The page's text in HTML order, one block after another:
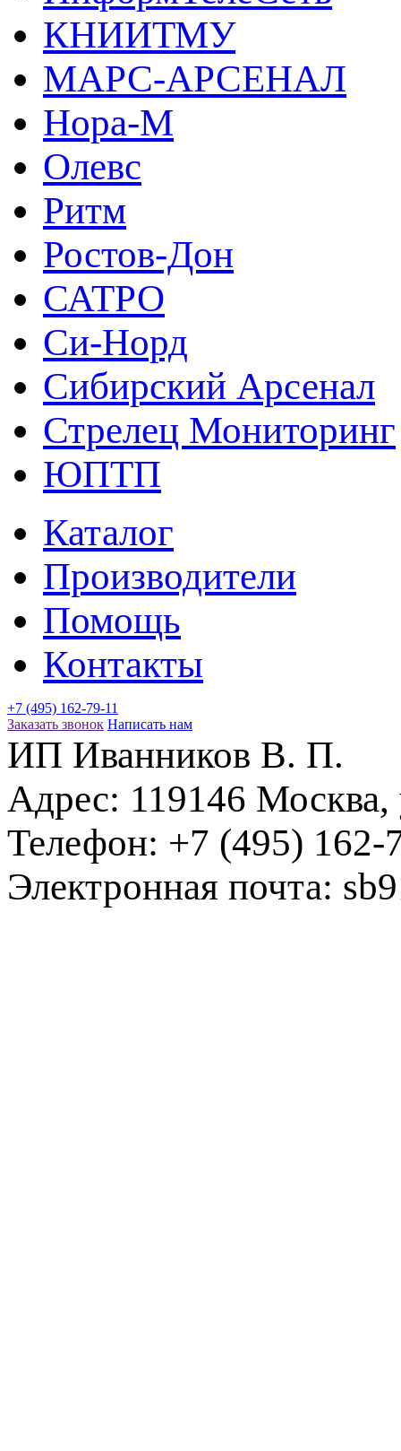
КНИИТМУ
МАРС-АРСЕНАЛ
Нора-М
Олевс
Ритм
Ростов-Дон
САТРО
Си-Норд
Сибирский Арсенал
Стрелец Мониторинг
ЮПТП
Каталог
Производители
Помощь
Контакты
+7 (495) 162-79-11
Заказать звонок Написать нам
ИП Иванников В. П.
Адрес: 119146 Москва,
Телефон: +7 (495) 162-
Электронная почта: